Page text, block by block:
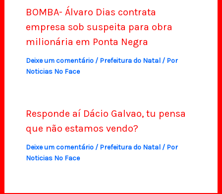
BOMBA- Álvaro Dias contrata
empresa sob suspeita para obra
milionária em Ponta Negra
Deixe um comentário / Prefeitura do Natal/ Por
Noticias No Face
Responde aí Dácio Galvao, tu pensa
que não estamos vendo?
Deixe um comentário / Prefeitura do Natal/ Por
Noticias No Face